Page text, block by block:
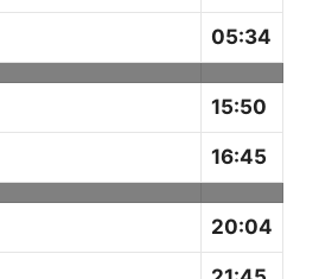
05:34
15:50
16:45
20:04